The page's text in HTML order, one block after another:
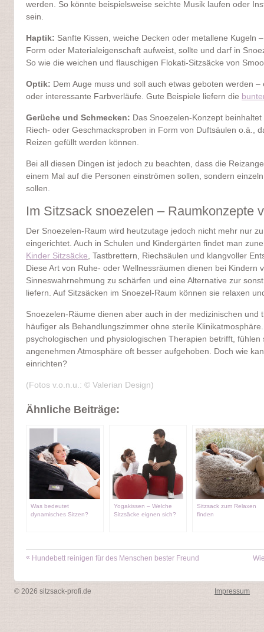
werden. So könnte beispielsweise seichte Musik laufen oder
sein.
Haptik: Sanfte Kissen, weiche Decken oder metallene Kugeln
Form oder Materialeigenschaft aufweist, sollte und darf in
So wie die weichen und flauschigen Flokati-Sitzsäcke von
Optik: Dem Auge muss und soll auch etwas geboten werden
oder interessante Farbverläufe. Gute Beispiele liefern die
Gerüche und Schmecken: Das Snoezelen-Konzept
Riech- oder Geschmacksproben in Form von Duftsäulen o.ä.,
Reizen gefüllt werden können.
Bei all diesen Dingen ist jedoch zu beachten, dass die
einem Mal auf die Personen einströmen sollen, sondern
sollen.
Im Sitzsack snoezelen – Raumkonzepte
Der Snoezelen-Raum wird heutzutage jedoch nicht mehr nur
eingerichtet. Auch in Schulen und Kindergärten findet man
Kinder Sitzsäcke, Tastbrettern, Riechsäulen und klangvoller
Diese Art von Ruhe- oder Wellnessräumen dienen bei Kindern
Sinneswahrnehmung zu schärfen und eine Alternative zur
liefern. Auf Sitzsäcken im Snoezel-Raum können sie relaxen
Snoezelen-Räume dienen aber auch in der medizinischen und
häufiger als Behandlungszimmer ohne sterile
psychologischen und physiologischen Therapien betrifft,
angenehmen Atmosphäre oft besser aufgehoben. Doch wie
einrichten?
(Fotos v.o.n.u.: © Valerian Design)
Ähnliche Beiträge:
Was bedeutet
dynamisches Sitzen?
Yogakissen – Welche
Sitzsäcke eignen sich?
Sitzsack zum Relaxen
finden
« Hundebett reinigen für des Menschen bester Freund
Impressum
© 2026 sitzsack-profi.de